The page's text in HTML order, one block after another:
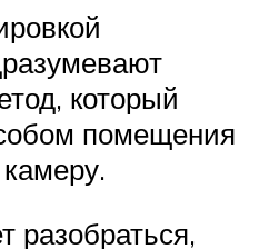
который
помещения
разобраться,